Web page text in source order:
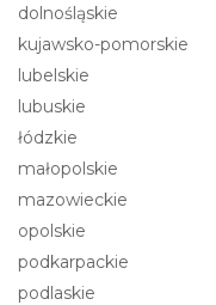
dolnośląskie
kujawsko-pomorskie
lubelskie
lubuskie
łódzkie
małopolskie
mazowieckie
opolskie
podkarpackie
podlaskie